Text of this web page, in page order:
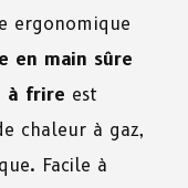
ergonomique
en main sûre
à frire est
chaleur à gaz,
Facile à